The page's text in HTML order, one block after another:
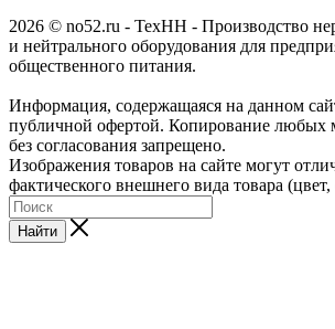
2026 © no52.ru - ТехНН - Производство
и нейтрального оборудования для
общественного питания.
Информация, содержащаяся на данном
публичной офертой. Копирование любых
без согласования запрещено.
Изображения товаров на сайте могут
фактического внешнего вида товара
Найти